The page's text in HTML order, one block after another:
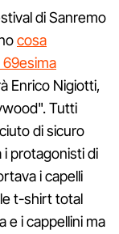
di Sanremo
cosa
Enrico Nigiotti,
Tutti
di sicuro
protagonisti di
i capelli
t-shirt total
e i cappellini ma